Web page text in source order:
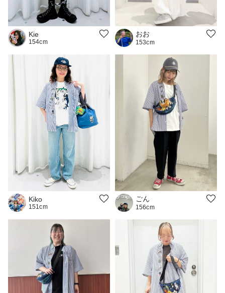
Kie
154cm
おお
153cm
Kiko
151cm
ごん
156cm